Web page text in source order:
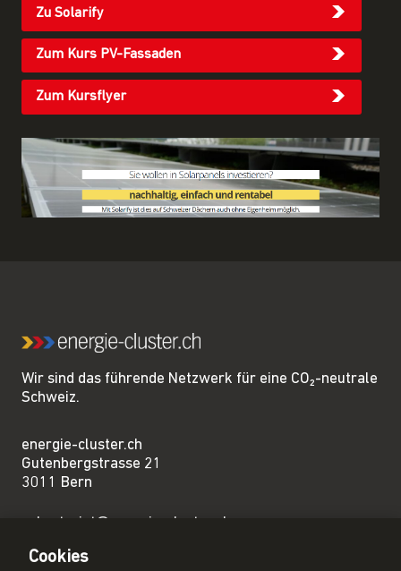
Zu Solarify
Zum Kurs PV-Fassaden
Zum Kursflyer
Wir sind das führende Netzwerk für eine CO₂-neutrale
Schweiz.
energie-cluster.ch
Gutenbergstrasse 21
3011 Bern
sekretariat@energie-cluster.ch
Cookies